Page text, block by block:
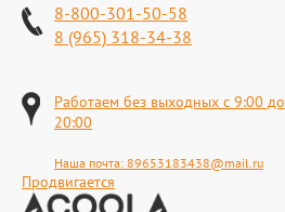
8-800-301-50-58
8 (965) 318-34-38
Работаем без выходных с 9:00 до
20:00
Наша почта: 89653183438@mail.ru
Продвигается